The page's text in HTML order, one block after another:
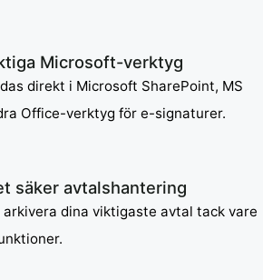
Microsoft-verktyg
direkt i Microsoft SharePoint, MS
Office-verktyg för e-signaturer.
säker avtalshantering
dina viktigaste avtal tack vare